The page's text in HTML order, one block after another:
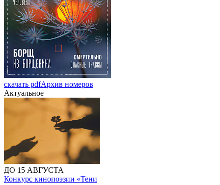
скачать pdfАрхив номеров
Актуальное
ДО 15 АВГУСТА
Конкурс кинопоэзии «Тени